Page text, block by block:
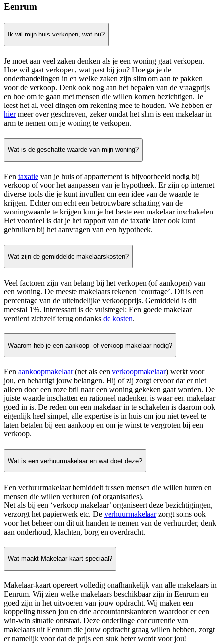
Eenrum
Ik wil mijn huis verkopen, wat nu?
Je moet aan veel zaken denken als je een woning gaat verkopen.
Hoe wil gaat verkopen, wat past bij jou? Hoe ga je de
onderhandelingen in en welke zaken zijn slim om aan te pakken
voor de verkoop. Denk ook nog aan het bepalen van de vraagprijs
en hoe om te gaan met mensen die willen komen bezichtigen. Je
leest het al, veel dingen om rekening mee te houden. We hebben er
hiermeer over geschreven, zeker omdat het slim is een makelaar in
arm te nemen om je woning te verkopen.
Wat is de geschatte waarde van mijn woning?
Een taxatie van je huis of appartement is bijvoorbeeld nodig bij
verkoop of voor het aanpassen van je hypotheek. Er zijn op internet
diverse tools die je kunt invullen om een idee van de waarde te
krijgen. Echter om echt een betrouwbare schatting van de
woningwaarde te krijgen kun je het beste een makelaar inschakelen.
Het voordeel is dat je het rapport van de taxatie later ook kunt
gebruiken bij het aanvragen van een hypotheek.
Wat zijn de gemiddelde makelaarskosten?
Veel factoren zijn van belang bij het verkopen (of aankopen) van
een woning. De meeste makelaars rekenen ‘courtage’. Dit is een
percentage van de uiteindelijke verkoopprijs. Gemiddeld is dit
meestal 1%. Interessant is de vuistregel: Een goede makelaar
verdient zichzelf terug ondanks de kosten.
Waarom heb je een aankoop- of verkoop makelaar nodig?
Een aankoopmakelaar(net als een verkoopmakelaar) werkt voor
jou, en behartigt jouw belangen. Hij of zij zorgt ervoor dat er niet
alleen door een roze bril naar een woning gekeken gaat worden. De
juiste waarde inschatten en rationeel nadenken is waar een makelaar
goed in is. De reden om een makelaar in te schakelen is daarom ook
eigenlijk heel simpel, alle expertise is in huis om jou niet teveel te
laten betalen bij een aankoop en om je winst te vergroten bij een
verkoop.
Wat is een verhuurmakelaar en wat doet deze?
Een verhuurmakelaar bemiddelt tussen mensen die willen huren en
mensen die willen verhuren (of organisaties).
Net als bij een ‘verkoop makelaar’ organiseert deze bezichtigingen,
verzorgt het papierwerk etc. De verhuurmakelaarzorgt soms ook
voor het beheer om dit uit handen te nemen van de verhuurder, denk
aan onderhoud, klachten, borg en overdracht.
Wat maakt Makelaar-kaart speciaal?
Makelaar-kaart opereert volledig onafhankelijk van alle makelaars in
Eenrum. Wij zien welke makelaars beschikbaar zijn in Eenrum en
goed zijn in het uitvoeren van jouw opdracht. Wij maken een
koppeling tussen jou en drie accountantskantoren waardoor er een
win-win situatie ontstaat. Deze onderlinge concurrentie van
makelaars uit Eenrum die jouw opdracht graag willen hebben, zorgt
er namelijk voor dat de prijs een stuk beter wordt voor jou!